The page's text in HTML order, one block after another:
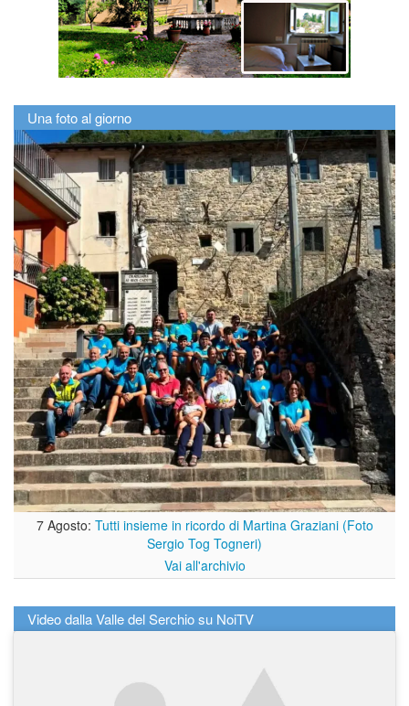
Una foto al giorno
7 Agosto: Tutti insieme in ricordo di Martina Graziani (Foto
Sergio Tog Togneri)
Vai all'archivio
Video dalla Valle del Serchio su NoiTV